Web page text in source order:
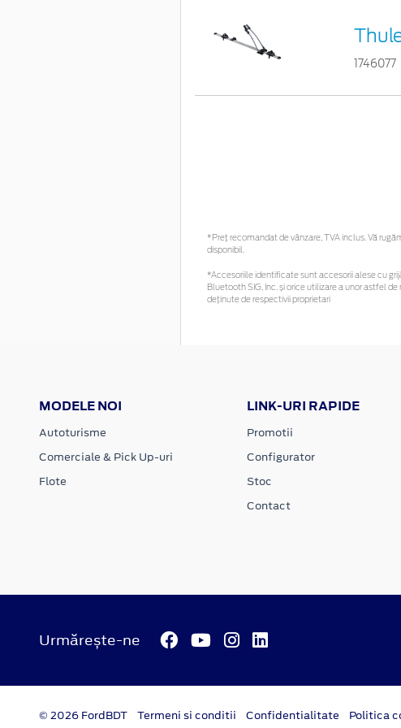
1746077
*Preţ recomandat de vânzare, TVA inclus. Vă
disponibil.
*Accesoriile identificate sunt accesorii alese cu
Bluetooth SIG, Inc. și orice utilizare a unor astfel
deținute de respectivii proprietari
MODELE NOI
Autoturisme
Comerciale & Pick Up-uri
Flote
LINK-URI RAPIDE
Promotii
Configurator
Stoc
Contact
Urmărește-ne
© 2026 FordBDT Termeni si conditii Confidentialitate Politica